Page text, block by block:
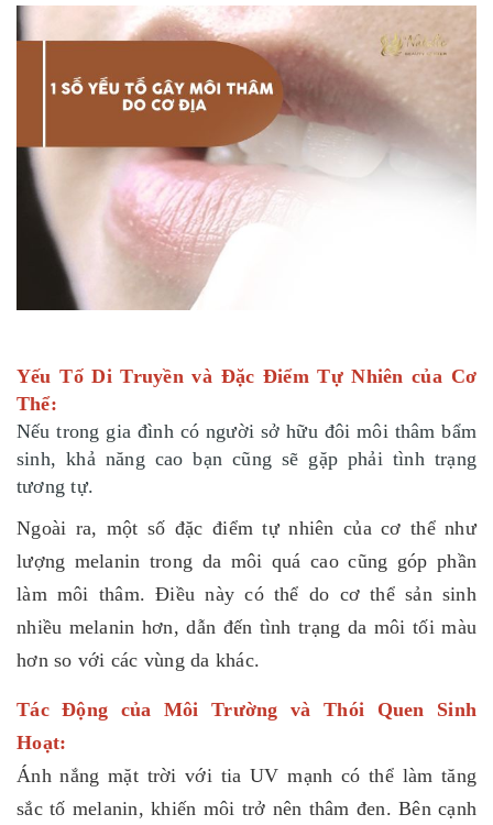
Yếu Tố Di Truyền và Đặc Điểm Tự Nhiên của Cơ
Thể:
Nếu trong gia đình có người sở hữu đôi môi thâm bẩm
sinh, khả năng cao bạn cũng sẽ gặp phải tình trạng
tương tự.
Ngoài ra, một số đặc điểm tự nhiên của cơ thể như
lượng melanin trong da môi quá cao cũng góp phần
làm môi thâm. Điều này có thể do cơ thể sản sinh
nhiều melanin hơn, dẫn đến tình trạng da môi tối màu
hơn so với các vùng da khác.
Tác Động của Môi Trường và Thói Quen Sinh
Hoạt:
Ánh nắng mặt trời với tia UV mạnh có thể làm tăng
sắc tố melanin, khiến môi trở nên thâm đen. Bên cạnh